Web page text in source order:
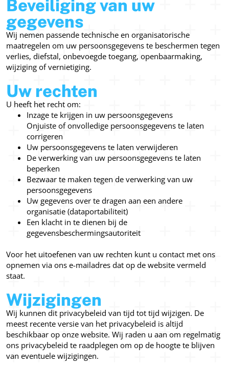
Beveiliging van uw
gegevens
Wij nemen passende technische en organisatorische
maatregelen om uw persoonsgegevens te beschermen tegen
verlies, diefstal, onbevoegde toegang, openbaarmaking,
wijziging of vernietiging.
Uw rechten
U heeft het recht om:
Inzage te krijgen in uw persoonsgegevens
Onjuiste of onvolledige persoonsgegevens te laten
corrigeren
Uw persoonsgegevens te laten verwijderen
De verwerking van uw persoonsgegevens te laten
beperken
Bezwaar te maken tegen de verwerking van uw
persoonsgegevens
Uw gegevens over te dragen aan een andere
organisatie (dataportabiliteit)
Een klacht in te dienen bij de
gegevensbeschermingsautoriteit
Voor het uitoefenen van uw rechten kunt u contact met ons
opnemen via ons e-mailadres dat op de website vermeld
staat.
Wijzigingen
Wij kunnen dit privacybeleid van tijd tot tijd wijzigen. De
meest recente versie van het privacybeleid is altijd
beschikbaar op onze website. Wij raden u aan om regelmatig
ons privacybeleid te raadplegen om op de hoogte te blijven
van eventuele wijzigingen.